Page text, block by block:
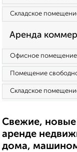
Складское
Аренда
Офисное помещение
Помещение
Складское
Свежие,
аренде
дома,